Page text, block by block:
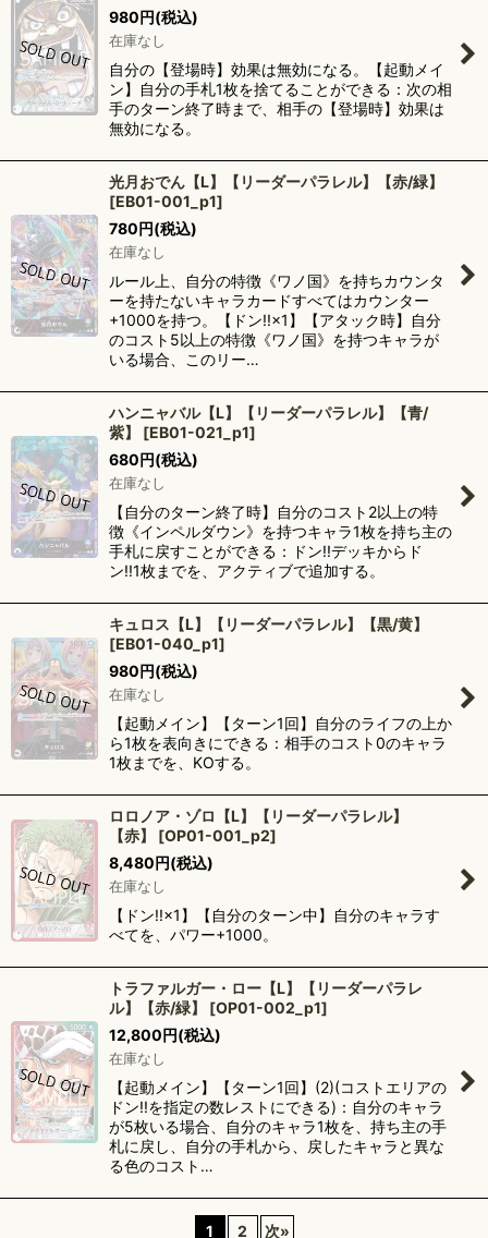
980円(税込)
在庫なし
自分の【登場時】効果は無効になる。【起動メイ
ン】自分の手札1枚を捨てることができる：次の相
手のターン終了時まで、相手の【登場時】効果は
無効になる。
光月おでん【L】【リーダーパラレル】【赤/緑】
[EB01-001_p1]
780円(税込)
在庫なし
ルール上、自分の特徴《ワノ国》を持ちカウンタ
ーを持たないキャラカードすべてはカウンター
+1000を持つ。【ドン!!×1】【アタック時】自分
のコスト5以上の特徴《ワノ国》を持つキャラが
いる場合、このリー…
ハンニャバル【L】【リーダーパラレル】【青/
紫】
[EB01-021_p1]
680円(税込)
在庫なし
【自分のターン終了時】自分のコスト2以上の特
徴《インペルダウン》を持つキャラ1枚を持ち主の
手札に戻すことができる：ドン!!デッキからド
ン!!1枚までを、アクティブで追加する。
キュロス【L】【リーダーパラレル】【黒/黄】
[EB01-040_p1]
980円(税込)
在庫なし
【起動メイン】【ターン1回】自分のライフの上か
ら1枚を表向きにできる：相手のコスト0のキャラ
1枚までを、KOする。
ロロノア・ゾロ【L】【リーダーパラレル】
【赤】
[OP01-001_p2]
8,480円(税込)
在庫なし
【ドン!!×1】【自分のターン中】自分のキャラす
べてを、パワー+1000。
トラファルガー・ロー【L】【リーダーパラレ
ル】【赤/緑】
[OP01-002_p1]
12,800円(税込)
在庫なし
【起動メイン】【ターン1回】(2)(コストエリアの
ドン!!を指定の数レストにできる)：自分のキャラ
が5枚いる場合、自分のキャラ1枚を、持ち主の手
札に戻し、自分の手札から、戻したキャラと異な
る色のコスト…
1 2 次»